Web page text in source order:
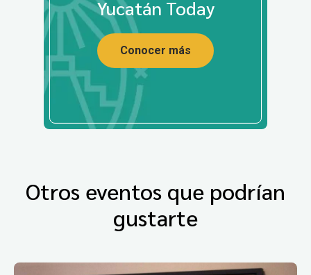
Yucatán Today
Conocer más
Otros eventos que podrían
gustarte